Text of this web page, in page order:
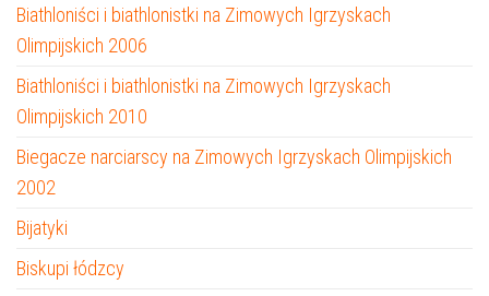
Biathloniści i biathlonistki na Zimowych Igrzyskach
Olimpijskich 2006
Biathloniści i biathlonistki na Zimowych Igrzyskach
Olimpijskich 2010
Biegacze narciarscy na Zimowych Igrzyskach Olimpijskich
2002
Bijatyki
Biskupi łódzcy